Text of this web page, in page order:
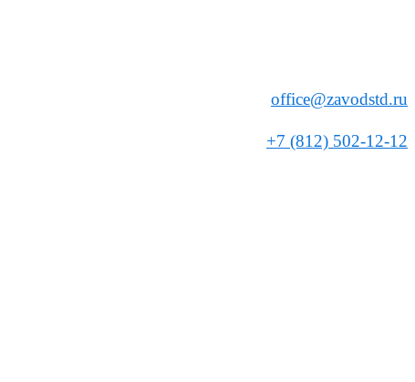
office@zavodstd.ru
+7 (812) 502-12-12